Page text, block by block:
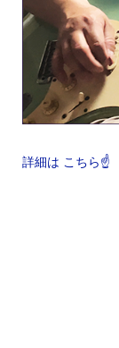
詳細は こちら☝️